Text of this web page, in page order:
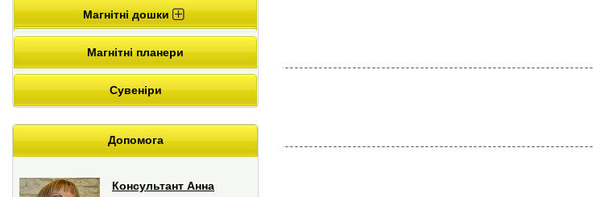
Магнітні дошки
Магнітні планери
Сувеніри
Допомога
Консультант Анна